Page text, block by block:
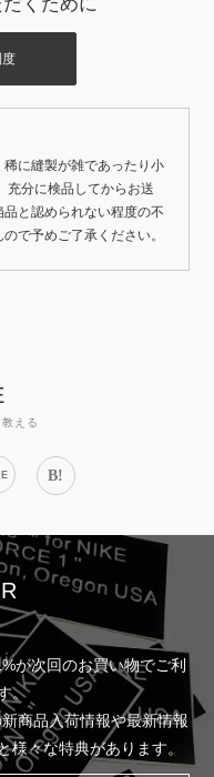
に縫製が雑であったり小
充分に検品してからお送
と認められない程度の不
で予めご了承ください。
える
B!
が次回のお買い物でご利
。
商品入荷情報や最新情報
様々な特典があります。